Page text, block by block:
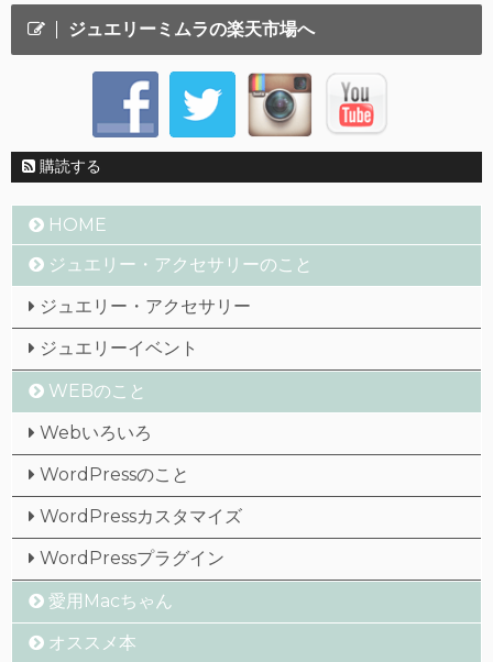
ジュエリーミムラの楽天市場へ
購読する
HOME
ジュエリー・アクセサリーのこと
ジュエリー・アクセサリー
ジュエリーイベント
WEBのこと
Webいろいろ
WordPressのこと
WordPressカスタマイズ
WordPressプラグイン
愛用Macちゃん
オススメ本